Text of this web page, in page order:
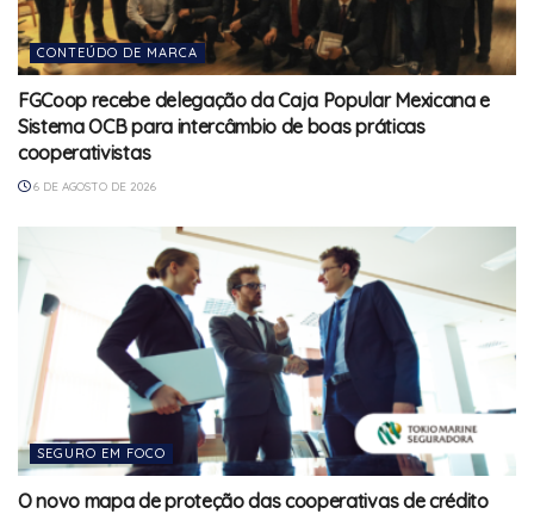
CONTEÚDO DE MARCA
FGCoop recebe delegação da Caja Popular Mexicana e
Sistema OCB para intercâmbio de boas práticas
cooperativistas
6 DE AGOSTO DE 2026
SEGURO EM FOCO
O novo mapa de proteção das cooperativas de crédito